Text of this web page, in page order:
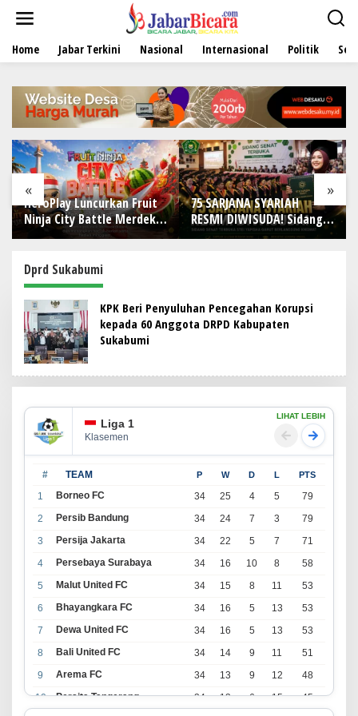
t
Home Jabar Terkini Nasional Internasional Politik
« »
HeroPlay Luncurkan Fruit
Ninja City Battle Merdeka
Edition Ajak Gamer
75 SARJANA SYARIAH
RESMI DIWISUDA! Sidang
Senat Terbuka STEI
Dprd Sukabumi
KPK Beri Penyuluhan Pencegahan Korupsi
kepada 60 Anggota DRPD Kabupaten
Sukabumi
Liga 1
Klasemen
LIHAT LEBIH
# TEAM P W D L PTS
1 Borneo FC 34 25 4 5
79
2
Persib Bandung 34 24 7 3
79
3
Persija Jakarta 34 22 5 7
71
4
Persebaya Surabaya 34 16 10 8
58
5
Malut United FC 34 15 8 11
53
6
Bhayangkara FC 34 16 5 13
53
7
Dewa United FC 34 16 5 13
53
8
Bali United FC 34 14 9 11
51
9
Arema FC 34 13 9 12
48
10
Persita Tangerang 34 13 6 15
45